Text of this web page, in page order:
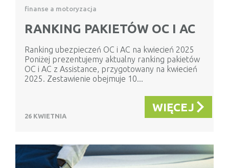
finanse a motoryzacja
RANKING PAKIETÓW OC I AC
Ranking ubezpieczeń OC i AC na kwiecień 2025
Poniżej prezentujemy aktualny ranking pakietów
OC i AC z Assistance, przygotowany na kwiecień
2025. Zestawienie obejmuje 10...
26 KWIETNIA
WIĘCEJ